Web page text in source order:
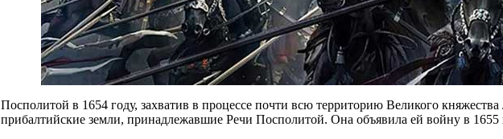
в 1654 году, захватив в процессе почти всю территорию Великого
земли, принадлежавшие Речи Посполитой. Она объявила ей войну в 1655